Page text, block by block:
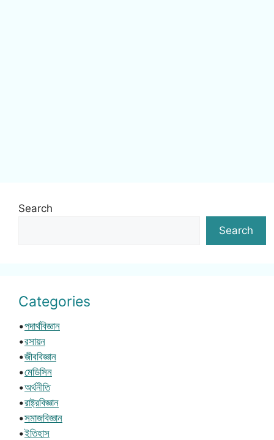
Search
Search
Categories
•পদার্থবিজ্ঞান
•রসায়ন
•জীববিজ্ঞান
•মেডিসিন
•অর্থনীতি
•রাষ্ট্রবিজ্ঞান
•সমাজবিজ্ঞান
•ইতিহাস